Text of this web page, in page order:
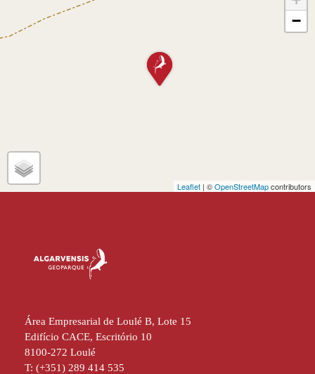
−
Leaflet | ©OpenStreetMapcontributors
Área Empresarial de Loulé B, Lote 15
Edifício CACE, Escritório 10
8100-272 Loulé
T: (+351) 289 414 535